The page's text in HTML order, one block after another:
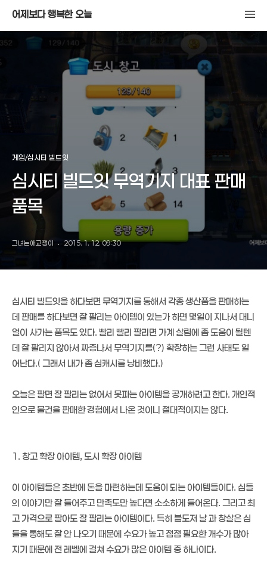
어제보다 행복한 오늘
게임/심시티 빌드잇
심시티 빌드잇 무역기지 대표 판매
품목
그녀는애교쟁이 2015. 1. 12. 09:30
심시티 빌드잇을 하다보면 무역기지를 통해서 각종 생산품을 판매하는
데 판매를 하다보면 잘 팔리는 아이템이 있는가 하면 몇일이 지나서 대니
얼이 사가는 품목도 있다. 빨리 빨리 팔리면 가계 살림에 좀 도움이 될텐
데 잘 팔리지 않아서 짜증나서 무역기지를(?) 확장하는 그런 사태도 일
어난다.( 그래서 내가 좀 심캐시를 낭비했다.)
오늘은 팔면 잘 팔리는 없어서 못파는 아이템을 공개하려고 한다. 개인적
인으로 물건을 판매한 경험에서 나온 것이니 절대적이지는 않다.
1. 창고 확장 아이템, 도시 확장 아이템
이 아이템들은 초반에 돈을 마련하는데 도움이 되는 아이템들이다. 심들
의 이야기만 잘 들어주고 만족도만 높다면 소소하게 들어온다. 그리고 최
고 가격으로 팔아도 잘 팔리는 아이템이다. 특히 블도저 날 과 창살은 심
들을 통해도 잘 안 나오기 때문에 수요가 높고 점점 필요한 개수가 많아
지기 때문에 전 레벨에 걸쳐 수요가 많은 아이템 중 하나이다.